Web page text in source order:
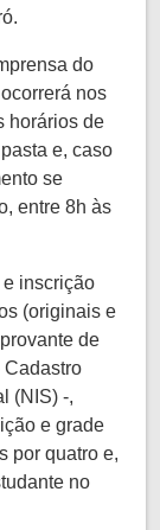
do
nos
horários de
e, caso
se
entre 8h às
inscrição
(originais e
de
Cadastro
(NIS) -,
e grade
por quatro e,
no